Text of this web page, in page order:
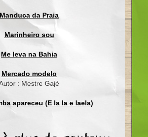
Manduca da Praia
Marinheiro sou
Me leva na Bahia
Mercado modelo
: Mestre Gajé
apareceu (E la la e laela)